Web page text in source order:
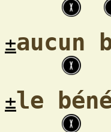
±aucun
±le